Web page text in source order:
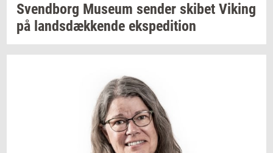
Svend­borg Mu­se­um sen­der ski­bet Viking
på lands­dæk­ken­de eks­pe­di­tion